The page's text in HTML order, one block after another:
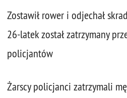
Zostawił rower i odjechał
26-latek został zatrzymany
policjantów
Żarscy policjanci zatrzymali